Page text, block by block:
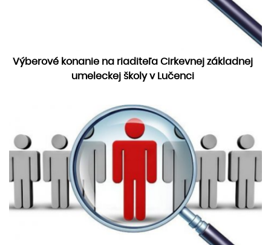
Výberové konanie na riaditeľa Cirkevnej základnej
umeleckej školy v Lučenci